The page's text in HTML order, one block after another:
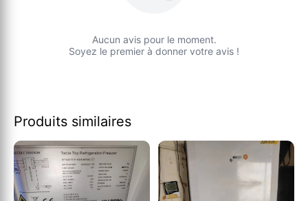
Aucun avis pour le moment.
Soyez le premier à donner votre avis !
Produits similaires